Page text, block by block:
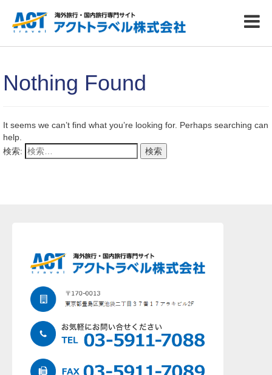
Nothing Found
It seems we can’t find what you’re looking for. Perhaps searching can
help.
検索: